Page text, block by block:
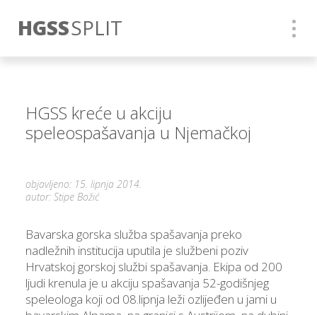
HGSSSPLIT
HGSS kreće u akciju
speleospašavanja u Njemačkoj
objavljeno: 15. lipnja 2014.
autor: Stipe Božić
Bavarska gorska služba spašavanja preko
nadležnih institucija uputila je službeni poziv
Hrvatskoj gorskoj službi spašavanja. Ekipa od 200
ljudi krenula je u akciju spašavanja 52-godišnjeg
speleologa koji od 08.lipnja leži ozlijeđen u jami u